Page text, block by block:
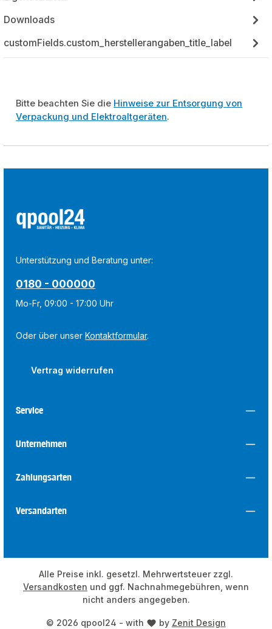
Downloads
customFields.custom_herstellerangaben_title_label
Bitte beachten Sie die Hinweise zur Entsorgung von
Verpackung und Elektroaltgeräten.
Unterstützung und Beratung unter:
0180 - 000000
Mo-Fr, 09:00 - 17:00 Uhr
Oder über unserKontaktformular.
Vertrag widerrufen
Service
Unternehmen
Zahlungsarten
Versandarten
© 2026 qpool24 - with by Zenit Design
Alle Preise inkl. gesetzl. Mehrwertsteuer zzgl.
Versandkosten und ggf. Nachnahmegebühren, wenn
nicht anders angegeben.